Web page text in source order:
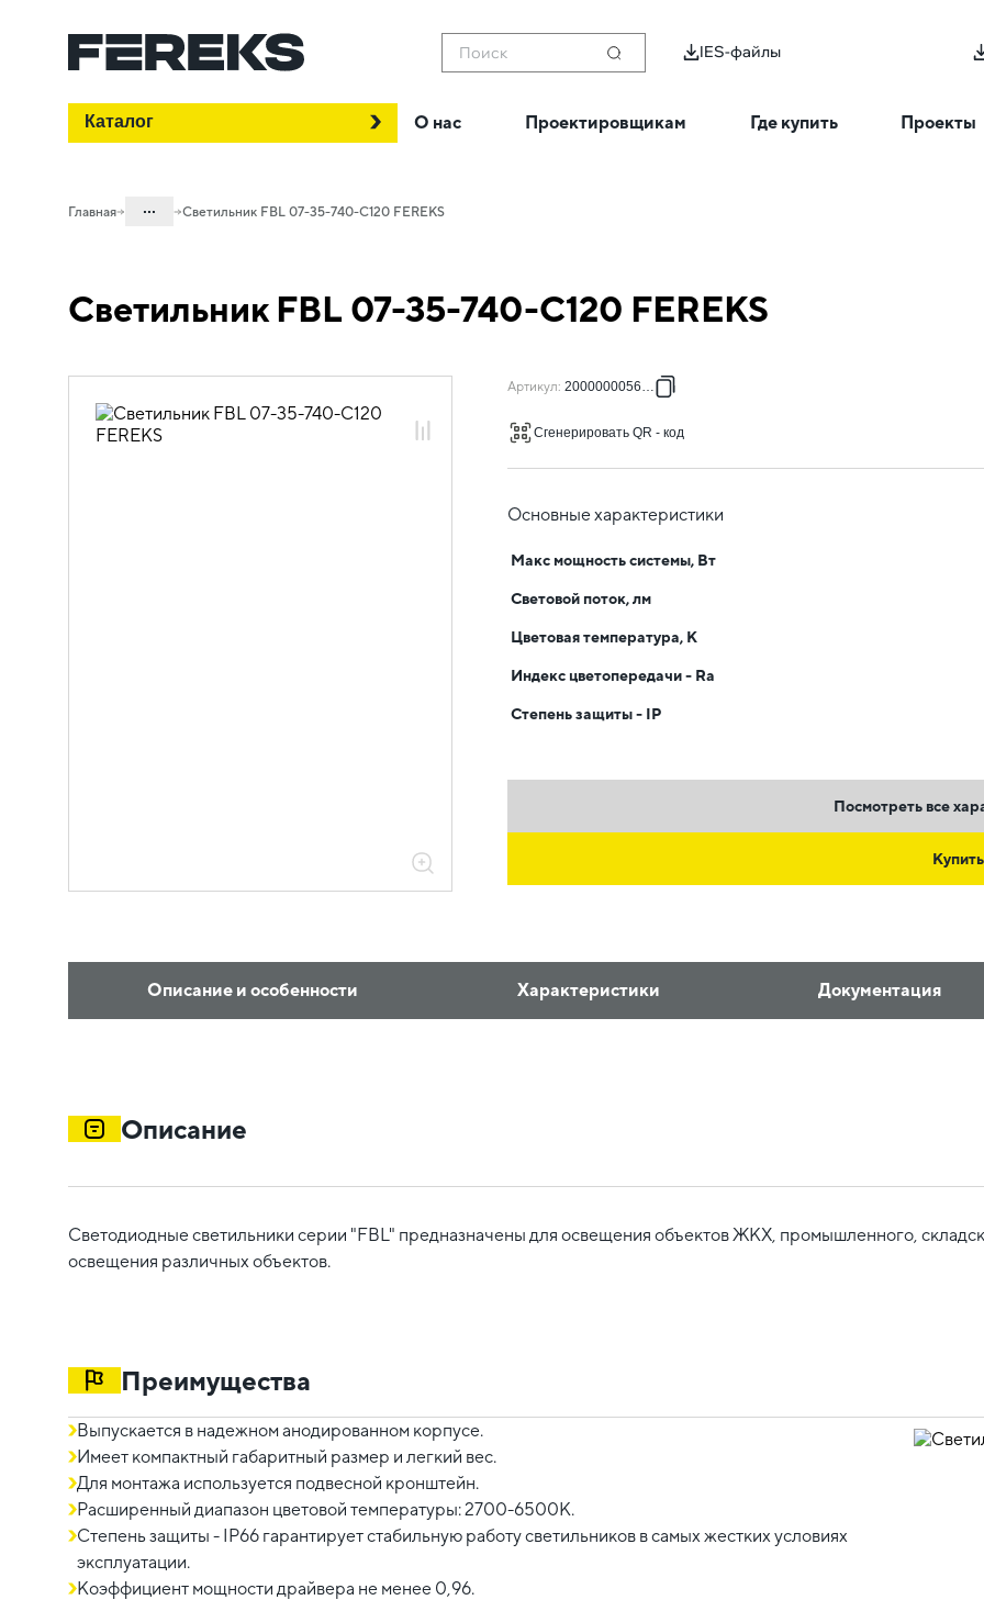
Поиск IES-файлы
Каталог О нас Проектировщикам Где купить Проекты
Главная ...
Проектное освещение FEREKS
FBL
Светильник FBL 07-35-740-C120 FEREKS
Светильник FBL 07-35-740-C120 FEREKS
Артикул: 2000000056746
Сгенерировать QR - код
Основные характеристики
Макс мощность системы, Вт
Световой поток, лм
Цветовая температура, К
Индекс цветопередачи - Ra
Степень защиты - IP
Посмотреть все
Купить
Описание и особенности Характеристики Документация
Описание
Светодиодные светильники серии "FBL" предназначены для освещения объектов ЖКХ, промышленного,
освещения различных объектов.
Преимущества
Выпускается в надежном анодированном корпусе.
Имеет компактный габаритный размер и легкий вес.
Для монтажа используется подвесной кронштейн.
Расширенный диапазон цветовой температуры: 2700-6500K.
Степень защиты - IP66 гарантирует стабильную работу светильников в самых жестких условиях
эксплуатации.
Коэффициент мощности драйвера не менее 0,96.